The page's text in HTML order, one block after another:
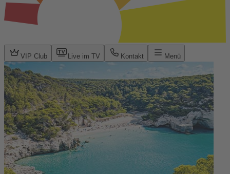
VIP Club Live im TV Kontakt Menü